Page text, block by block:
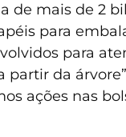
de mais de 2
para
para
da
ações nas